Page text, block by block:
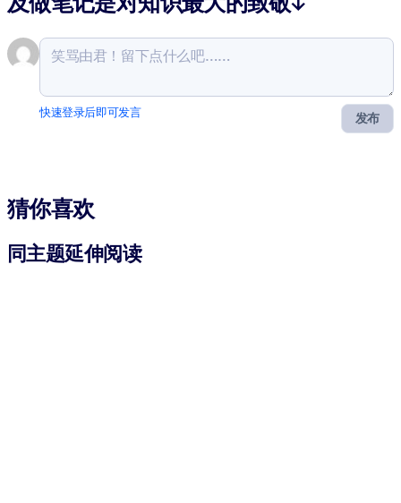
发布
快速登录后即可发言
猜你喜欢
同主题延伸阅读